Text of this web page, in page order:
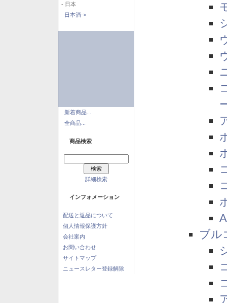
- 日本
日本酒->
新着商品...
全商品...
商品検索
詳細検索
インフォメーション
配送と返品について
個人情報保護方針
会社案内
お問い合わせ
サイトマップ
ニュースレター登録解除
ブル